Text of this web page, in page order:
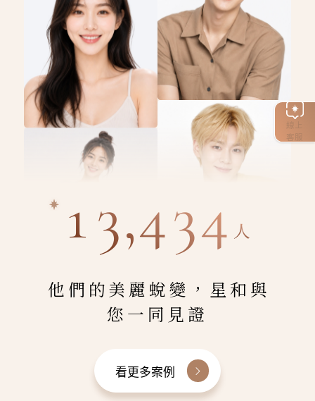
線上
客服
13,434 人
他們的美麗蛻變，星和與
您一同見證
看更多案例